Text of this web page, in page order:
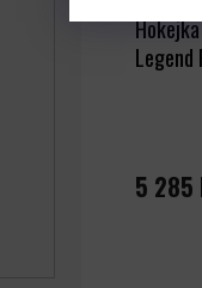
Legend
5 285